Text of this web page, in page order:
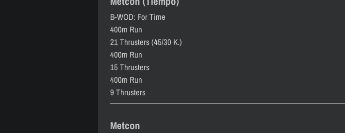
B-WOD: For Time
400m Run
21 Thrusters (45/30 K.)
400m Run
15 Thrusters
400m Run
9 Thrusters
Metcon